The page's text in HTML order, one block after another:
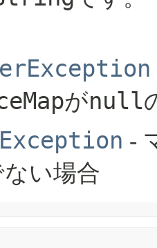
がnull
-
い場合